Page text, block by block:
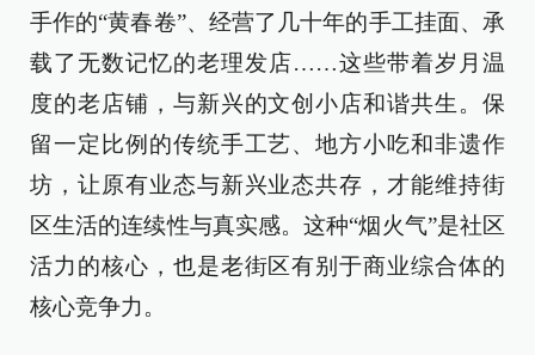
手作的“黄春卷”、经营了几十年的手工挂面、承
载了无数记忆的老理发店……这些带着岁月温
度的老店铺，与新兴的文创小店和谐共生。保
留一定比例的传统手工艺、地方小吃和非遗作
坊，让原有业态与新兴业态共存，才能维持街
区生活的连续性与真实感。这种“烟火气”是社区
活力的核心，也是老街区有别于商业综合体的
核心竞争力。